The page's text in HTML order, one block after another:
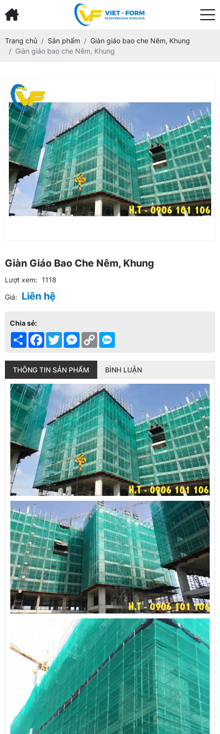
Trang chủ Sản phẩm
Giàn giáo bao che Nêm, Khung
Giàn giáo bao che Nêm, Khung
Giàn Giáo Bao Che Nêm, Khung
Lượt xem: 1118
Giá: Liên hệ
Chia sẻ:
Share Facebook
TwitterMessenger
Copy
Link
THÔNG TIN SẢN PHẨM BÌNH LUẬN